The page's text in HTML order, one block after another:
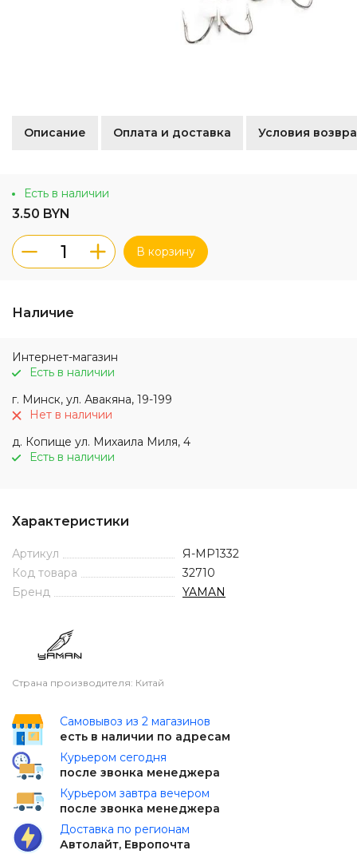
Описание Оплата и доставка Условия
Есть в наличии
3.50 BYN
В корзину
Наличие
Интернет-магазин
Есть в наличии
г. Минск, ул. Авакяна, 19-199
Нет в наличии
д. Копище ул. Михаила Миля, 4
Есть в наличии
Характеристики
Артикул
Я-МР1332
Код товара
32710
Бренд
YAMAN
Страна производителя: Китай
Самовывоз из 2 магазинов
есть в наличии по адресам
Курьером сегодня
после звонка менеджера
Курьером завтра вечером
после звонка менеджера
Доставка по регионам
Автолайт, Европочта